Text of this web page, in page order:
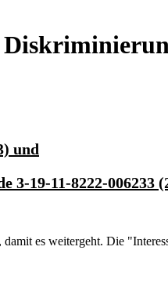
und
3-19-11-8222-006233
es weitergeht. Die